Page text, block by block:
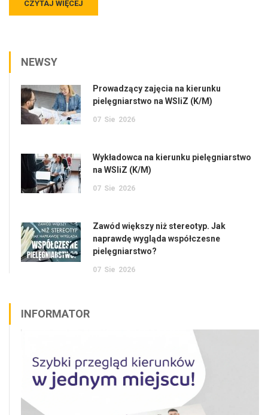
CZYTAJ WIĘCEJ
NEWSY
Prowadzący zajęcia na kierunku
pielęgniarstwo na WSIiZ (K/M)
07 Sie 2026
Wykładowca na kierunku pielęgniarstwo
na WSIiZ (K/M)
07 Sie 2026
Zawód większy niż stereotyp. Jak
naprawdę wygląda współczesne
pielęgniarstwo?
07 Sie 2026
INFORMATOR